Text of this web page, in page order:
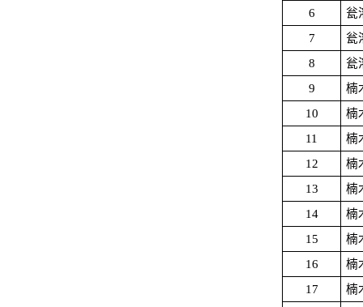
6
瓮
7
瓮
8
瓮
9
楠
10
楠
11
楠
12
楠
13
楠
14
楠
15
楠
16
楠
17
楠